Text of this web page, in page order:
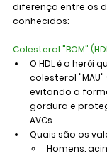
diferença entre os
conhecidos:
Colesterol "BOM"
O HDL é o herói
colesterol "MAU"
evitando a
gordura e
AVCs.
Quais são os
Homens: